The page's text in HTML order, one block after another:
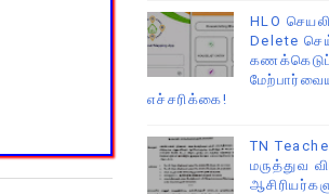
HLO
Delete
எச்சரிக்கை!
TN
மருத்துவ